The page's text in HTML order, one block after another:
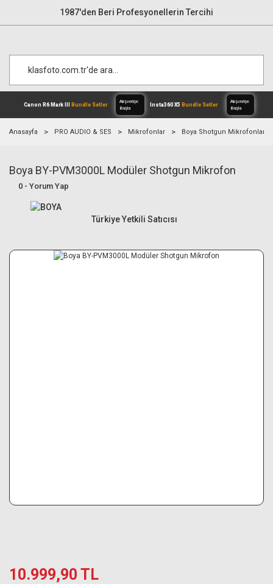
1987'den Beri Profesyonellerin Tercihi
Canon R6 Mark IIIBundle Setler
Alışverişe
Anasayfa PRO AUDIO & SES Mikrofonlar Boya Shotgun Mikrofonlar
Boya BY-PVM3000L Modüler Shotgun Mikrofon
0 - Yorum Yap
Türkiye Yetkili Satıcısı
10.999,90 TL